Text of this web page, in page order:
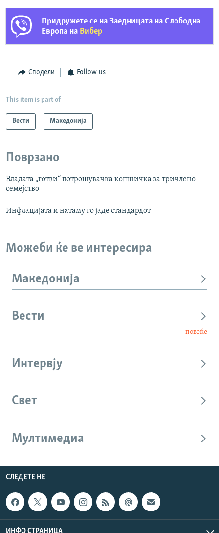
Придружете се на Заедницата на Слободна
Европа на Вибер
Сподели Follow us
This item is part of
Вести Македонија
Поврзано
Владата „готви“ потрошувачка кошничка за тричлено
семејство
Инфлацијата и натаму го јаде стандардот
Можеби ќе ве интересира
Македонија
Вести
повеќе
Интервју
Свет
Мултимедиа
СЛЕДЕТЕ НЕ
ИНФО СТРАНИЦА